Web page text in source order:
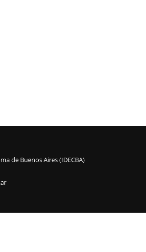
de Buenos Aires (IDECBA)